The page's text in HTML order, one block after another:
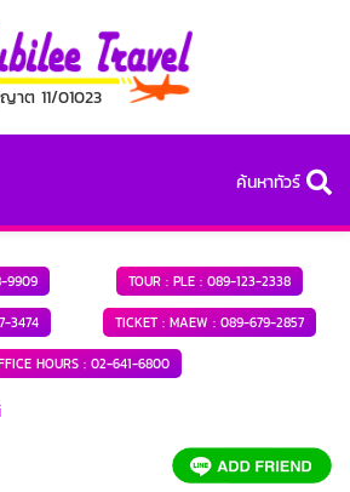
าต 11/01023
ค้นหาทัวร์
9909 TOUR : PLE : 089-123-2338
3474 TICKET : MAEW : 089-679-2857
HOURS : 02-641-6800